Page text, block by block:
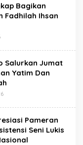
Bagikan
Fadhilah Ihsan
Oleh
Salurkan Jumat
Yatim Dan
Oleh
Pameran
Seni Lukis